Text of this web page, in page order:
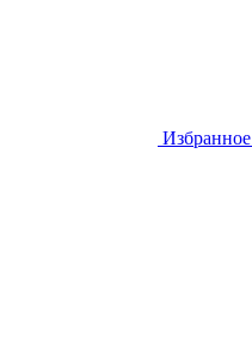
Избранное